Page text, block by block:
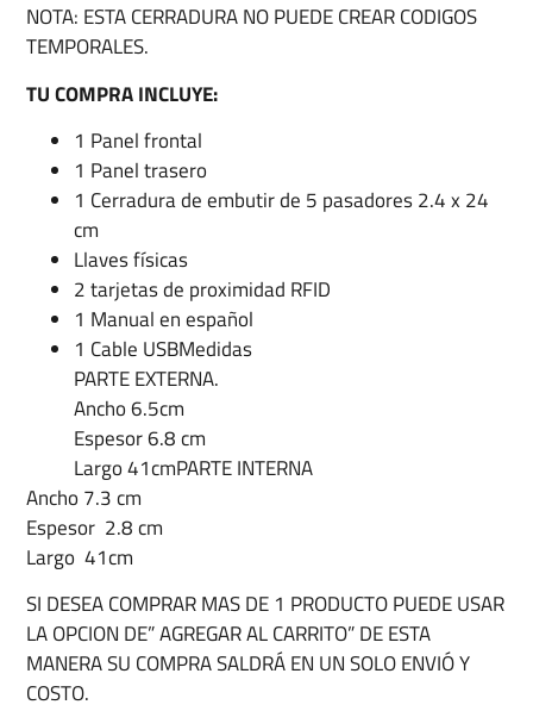
NOTA: ESTA CERRADURA NO PUEDE CREAR CODIGOS
TEMPORALES.
TU COMPRA INCLUYE:
1 Panel frontal
1 Panel trasero
1 Cerradura de embutir de 5 pasadores 2.4 x 24
cm
Llaves físicas
2 tarjetas de proximidad RFID
1 Manual en español
1 Cable USBMedidas
PARTE EXTERNA.
Ancho 6.5cm
Espesor 6.8 cm
Largo 41cmPARTE INTERNA
Ancho 7.3 cm
Espesor 2.8 cm
Largo 41cm
SI DESEA COMPRAR MAS DE 1 PRODUCTO PUEDE USAR
LA OPCION DE” AGREGAR AL CARRITO” DE ESTA
MANERA SU COMPRA SALDRÁ EN UN SOLO ENVIÓ Y
COSTO.